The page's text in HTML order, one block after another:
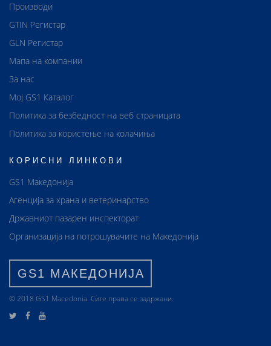
Производи
GTIN Регистар
GLN Регистар
Мапа на компании
За нас
Мој GS1 Каталог
Политика за безбедност на веб страницата
Политика за користење на колачиња
КОРИСНИ ЛИНКОВИ
GS1 Македонија
Агенција за храна и ветеринарство
Државниот пазарен инспекторат
Организација на потрошувачите на Македонија
GS1 МАКЕДОНИЈА
© 2018 GS1 Маcedonia. Сите права се задржани.